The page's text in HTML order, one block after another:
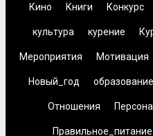
Кино Книги Конкурс
культура курение
Мероприятия Мотивация
Новый_год образование
Отношения Персона
Правильное_питание